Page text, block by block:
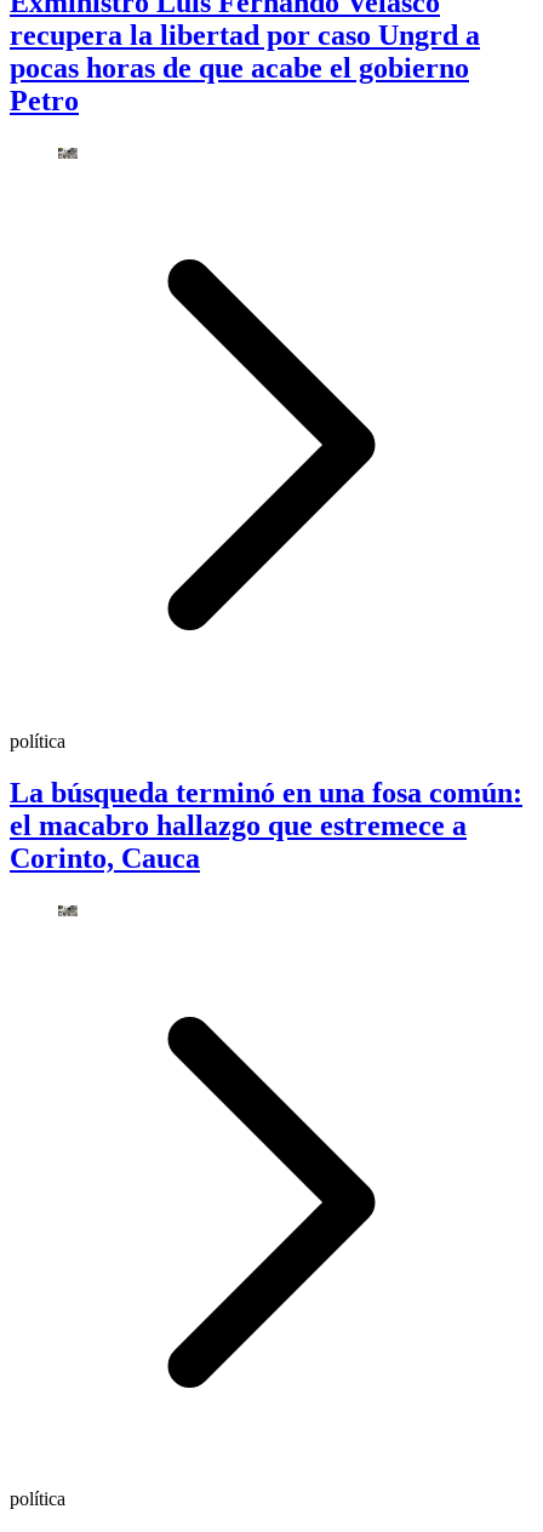
recupera la libertad por caso Ungrd a
pocas horas de que acabe el gobierno
Petro
política
La búsqueda terminó en una fosa común:
el macabro hallazgo que estremece a
Corinto, Cauca
política